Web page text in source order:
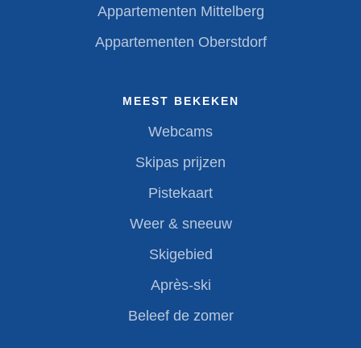
Appartementen Mittelberg
Appartementen Oberstdorf
MEEST BEKEKEN
Webcams
Skipas prijzen
Pistekaart
Weer & sneeuw
Skigebied
Après-ski
Beleef de zomer